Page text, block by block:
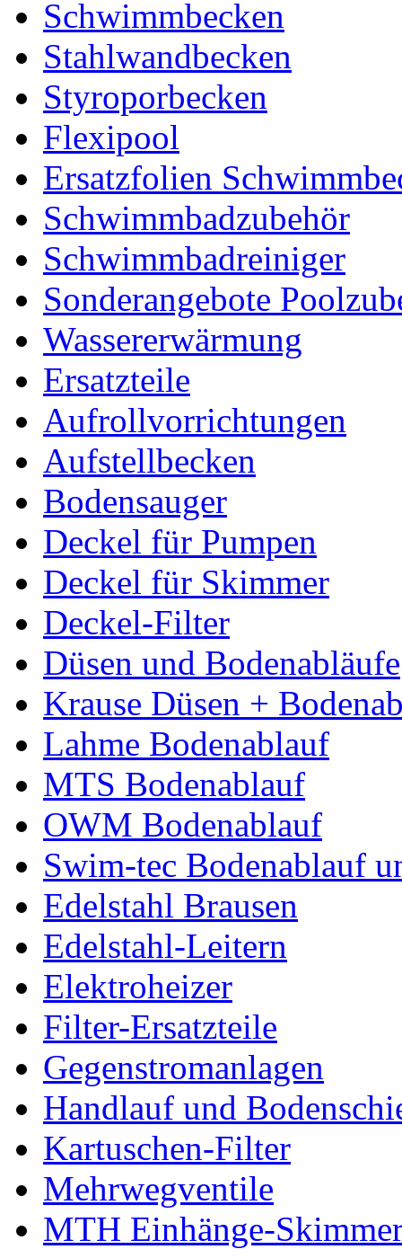
Schwimmbecken
Stahlwandbecken
Styroporbecken
Flexipool
Ersatzfolien
Schwimmbadzubehör
Schwimmbadreiniger
Sonderangebote
Wassererwärmung
Ersatzteile
Aufrollvorrichtungen
Aufstellbecken
Bodensauger
Deckel für Pumpen
Deckel für Skimmer
Deckel-Filter
Düsen und Bodenabläufe
Krause Düsen +
Lahme Bodenablauf
MTS Bodenablauf
OWM Bodenablauf
Swim-tec Bodenablauf
Edelstahl Brausen
Edelstahl-Leitern
Elektroheizer
Filter-Ersatzteile
Gegenstromanlagen
Handlauf und
Kartuschen-Filter
Mehrwegventile
MTH Einhänge-